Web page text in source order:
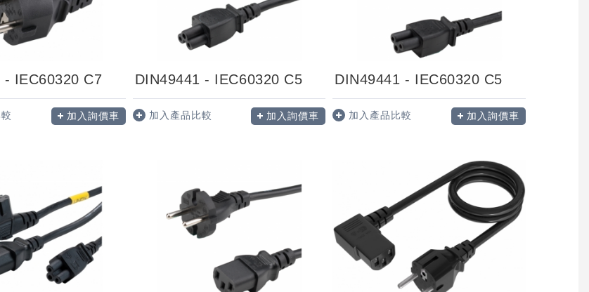
- IEC60320 C7
加入詢價車
DIN49441 - IEC60320 C5
加入產品比較 加入詢價車
DIN49441 - IEC60320 C5
加入產品比較 加入詢價車